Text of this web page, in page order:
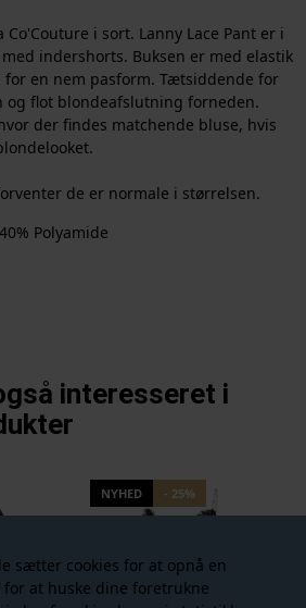
sætter cookies for at opnå en
at huske dine foretrukne
i sort. Lanny Lace Pant er i
indershorts. Buksen er med elastik
en nem pasform. Tætsiddende for
og flot blondeafslutning forneden.
der findes matchende bluse, hvis
de er normale i størrelsen.
Polyamide
interesseret i
NYHED - 25%